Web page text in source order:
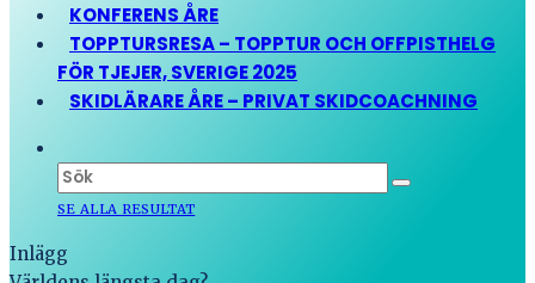
KONFERENS ÅRE
TOPPTURSRESA – TOPPTUR OCH OFFPISTHELG
FÖR TJEJER, SVERIGE 2025
SKIDLÄRARE ÅRE – PRIVAT SKIDCOACHNING
SE ALLA RESULTAT
Inlägg